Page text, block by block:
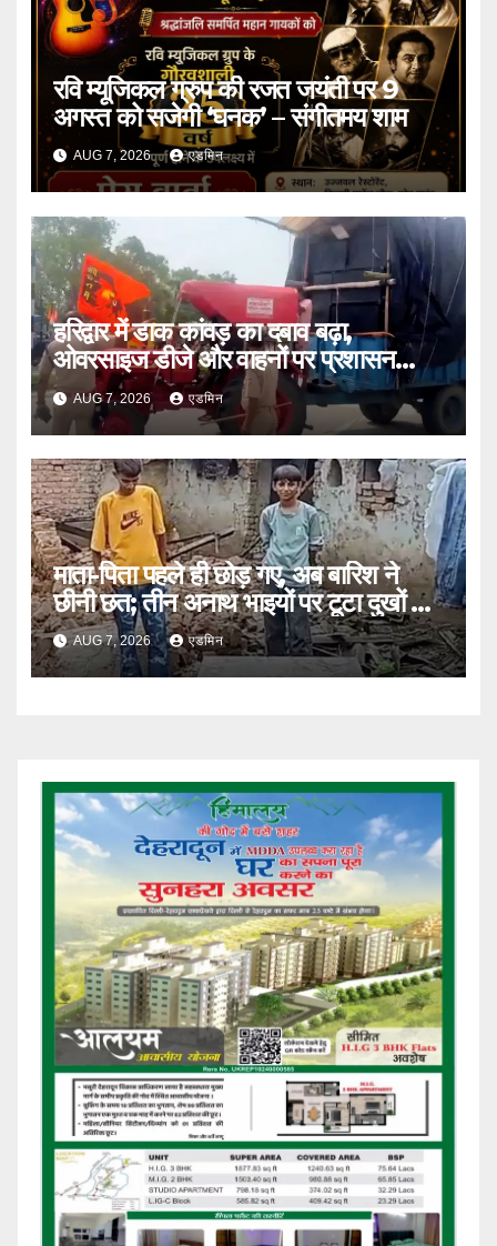
रवि म्यूजिकल ग्रुप की रजत जयंती पर 9
अगस्त को सजेगी ‘घनक’ – संगीतमय शाम
AUG 7, 2026 एडमिन
हरिद्वार में डाक कांवड़ का दबाव बढ़ा,
ओवरसाइज डीजे और वाहनों पर प्रशासन
सख्तAUG 7, 2026 एडमिन
माता-पिता पहले ही छोड़ गए, अब बारिश ने
छीनी छत; तीन अनाथ भाइयों पर टूटा दुखों का
पहाड़
AUG 7, 2026 एडमिन